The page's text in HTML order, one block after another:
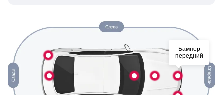
Бампер
передний